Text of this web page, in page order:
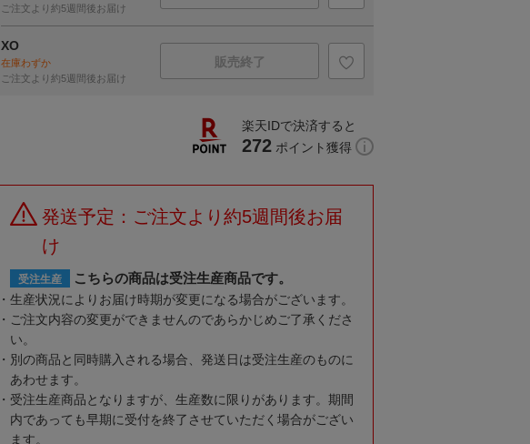
ご注文より約5週間後お届け
XO
在庫わずか
ご注文より約5週間後お届け
販売終了
楽天IDで決済すると
272 ポイント獲得
発送予定：ご注文より約5週間後お届
け
受注生産 こちらの商品は受注生産商品です。
生産状況によりお届け時期が変更になる場合がございます。
ご注文内容の変更ができませんのであらかじめご了承くださ
い。
別の商品と同時購入される場合、発送日は受注生産のものに
あわせます。
受注生産商品となりますが、生産数に限りがあります。期間
内であっても早期に受付を終了させていただく場合がござい
ます。